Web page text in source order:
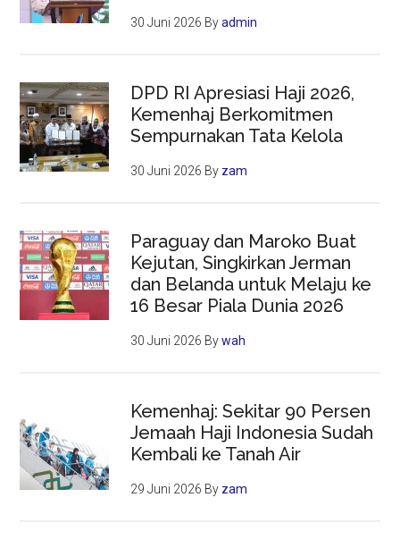
30 Juni 2026 Byadmin
DPD RI Apresiasi Haji 2026,
Kemenhaj Berkomitmen
Sempurnakan Tata Kelola
30 Juni 2026 By zam
Paraguay dan Maroko Buat
Kejutan, Singkirkan Jerman
dan Belanda untuk Melaju ke
16 Besar Piala Dunia 2026
30 Juni 2026 Bywah
Kemenhaj: Sekitar 90 Persen
Jemaah Haji Indonesia Sudah
Kembali ke Tanah Air
29 Juni 2026 By zam